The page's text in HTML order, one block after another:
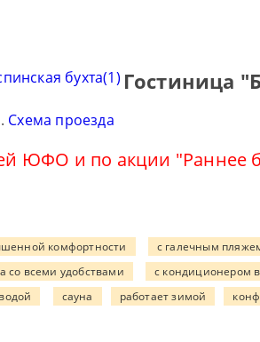
бухта(1) Гостиница
Схема проезда
ЮФО и по акции "Раннее
комфортности с галечным
со всеми удобствами с кондиционером
сауна работает зимой